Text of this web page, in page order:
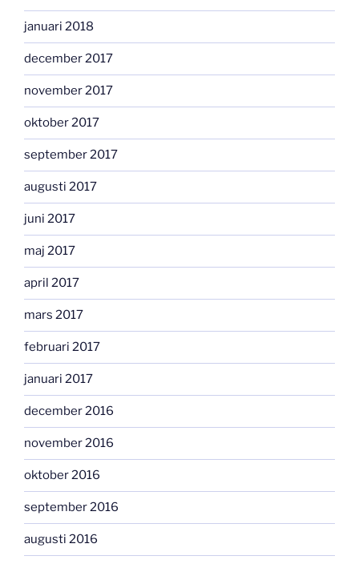
januari 2018
december 2017
november 2017
oktober 2017
september 2017
augusti 2017
juni 2017
maj 2017
april 2017
mars 2017
februari 2017
januari 2017
december 2016
november 2016
oktober 2016
september 2016
augusti 2016